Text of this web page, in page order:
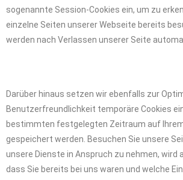
sogenannte Session-Cookies ein, um zu
einzelne Seiten unserer Webseite bereits
werden nach Verlassen unserer Seite
Darüber hinaus setzen wir ebenfalls zur
Benutzerfreundlichkeit temporäre Cookies
bestimmten festgelegten Zeitraum auf
gespeichert werden. Besuchen Sie unsere
unsere Dienste in Anspruch zu nehmen,
dass Sie bereits bei uns waren und welche